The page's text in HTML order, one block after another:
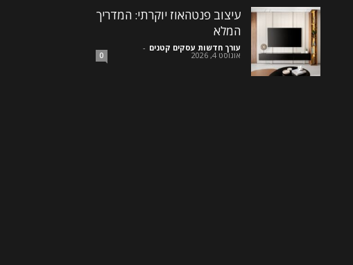
עיצוב פנטהאוז יוקרתי: המדריך
המלא
עורך חדשות עסקים קטנים -
אוגוסט 4, 2026 0